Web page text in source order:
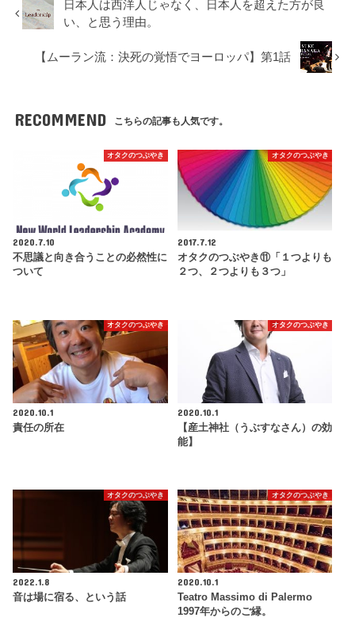
日本人は西洋人じゃなく、日本人を超えた方が良
い、と思う理由。
【ムーラン流：決死の覚悟でヨーロッパ】第1話
RECOMMEND こちらの記事も人気です。
オタクのつぶやき
2020.7.10
不思議と向き合うことの必然性に
ついて
オタクのつぶやき
2017.7.12
オタクのつぶやき⑪「１つよりも
２つ、２つよりも３つ」
オタクのつぶやき
2020.10.1
責任の所在
オタクのつぶやき
2020.10.1
【産土神社（うぶすなさん）の効
能】
オタクのつぶやき
2022.1.8
音は場に宿る、という話
オタクのつぶやき
2020.10.1
Teatro Massimo di Palermo
1997年からのご縁。